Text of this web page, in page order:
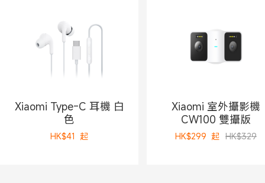
Xiaomi Type-C 耳機 白
色
HK$41 起
Xiaomi 室外攝影機
CW100 雙攝版
HK$299 起 HK$329